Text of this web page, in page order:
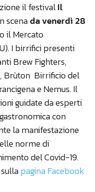
il festivalIl
scenada venerdì 28
il Mercato
I birrifici presenti
Brew Fighters,
Brùton Birrificio del
e Nemus. Il
guidate da esperti
con
la manifestazione
norme di
del Covid-19.
pagina Facebook